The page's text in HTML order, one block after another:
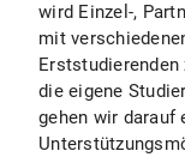
wird Einzel-,
mit
die eigene
gehen wir darauf